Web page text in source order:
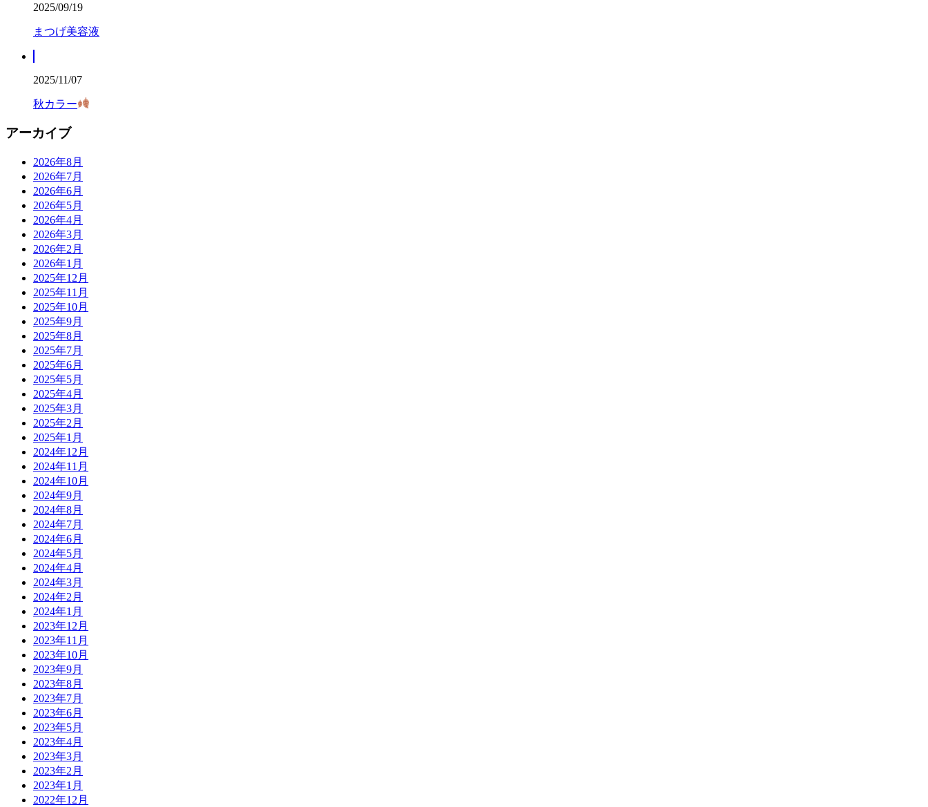
2025/09/19
まつげ美容液
2025/11/07
秋カラー
アーカイブ
2026年8月
2026年7月
2026年6月
2026年5月
2026年4月
2026年3月
2026年2月
2026年1月
2025年12月
2025年11月
2025年10月
2025年9月
2025年8月
2025年7月
2025年6月
2025年5月
2025年4月
2025年3月
2025年2月
2025年1月
2024年12月
2024年11月
2024年10月
2024年9月
2024年8月
2024年7月
2024年6月
2024年5月
2024年4月
2024年3月
2024年2月
2024年1月
2023年12月
2023年11月
2023年10月
2023年9月
2023年8月
2023年7月
2023年6月
2023年5月
2023年4月
2023年3月
2023年2月
2023年1月
2022年12月